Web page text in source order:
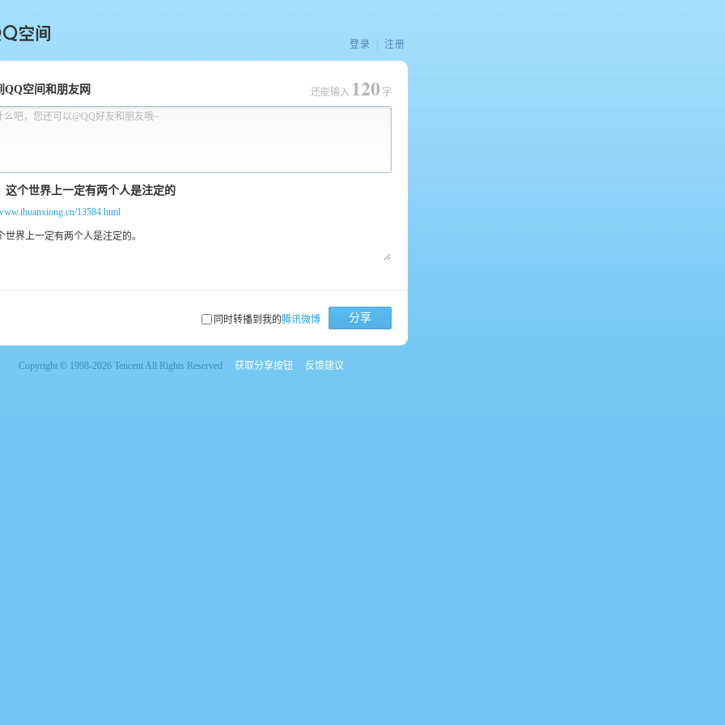
间
登录 注册
QQ空间和朋友网
么吧，您还可以@QQ好友和朋友哦~
还能输入 120 字
13584.html
同时转播到我的腾讯微博 分享
Copyright © 1998-2026 Tencent All Rights Reserved 获取分享按钮 反馈建议